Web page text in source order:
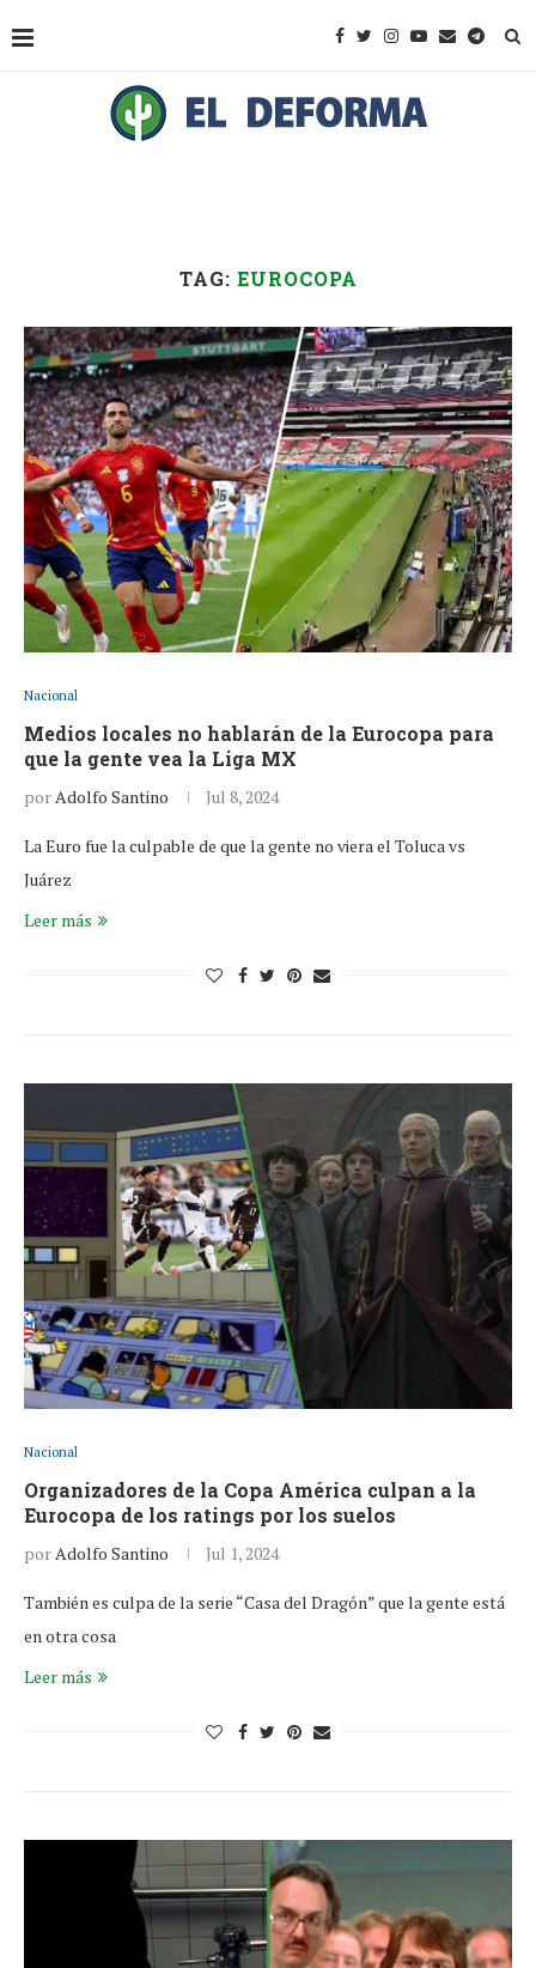
TAG: EUROCOPA
Nacional
Medios locales no hablarán de la Eurocopa para
que la gente vea la Liga MX
porAdolfo Santino Jul 8, 2024
La Euro fue la culpable de que la gente no viera el Toluca vs
Juárez
Leer más
Nacional
Organizadores de la Copa América culpan a la
Eurocopa de los ratings por los suelos
porAdolfo Santino Jul 1, 2024
También es culpa de la serie “Casa del Dragón” que la gente está
en otra cosa
Leer más